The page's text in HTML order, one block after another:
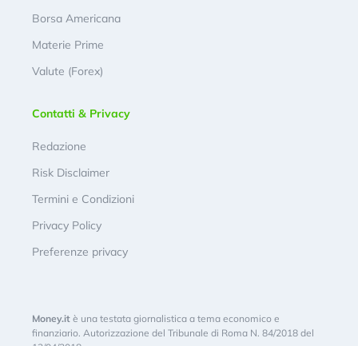
Borsa Americana
Materie Prime
Valute (Forex)
Contatti & Privacy
Redazione
Risk Disclaimer
Termini e Condizioni
Privacy Policy
Preferenze privacy
Money.it è una testata giornalistica a tema economico e
finanziario. Autorizzazione del Tribunale di Roma N. 84/2018 del